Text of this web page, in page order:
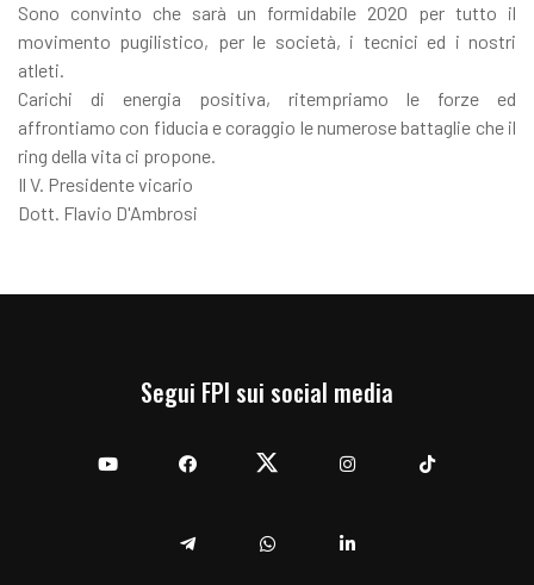
Sono convinto che sarà un formidabile 2020 per tutto il
movimento pugilistico, per le società, i tecnici ed i nostri
atleti.
Carichi di energia positiva, ritempriamo le forze ed
affrontiamo con fiducia e coraggio le numerose battaglie che il
ring della vita ci propone.
Il V. Presidente vicario
Dott. Flavio D'Ambrosi
Segui FPI sui social media